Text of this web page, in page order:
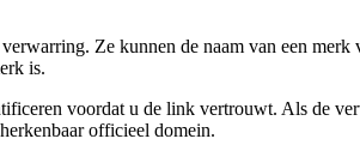
Ze kunnen de naam van een
is.
voordat u de link vertrouwt. Als de
officieel domein.